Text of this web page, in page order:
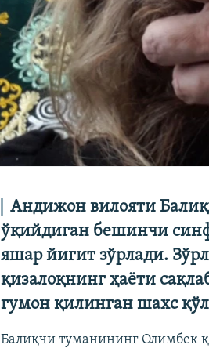
Андижон вилояти
ўқийдиган бешинчи
яшар йигит зўрлади.
қизалоқнинг ҳаёти
гумон қилинган шахс
Балиқчи туманининг Олимбек